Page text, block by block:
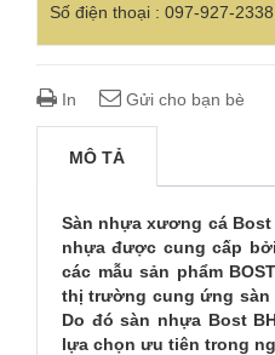
Số điện thoại : 097-927-2338
In Gửi cho bạn bè
MÔ TẢ
Sàn nhựa xương cá Bost
nhựa được cung cấp
các mẫu sản phẩm
thị trường cung ứng sàn
Do đó sàn nhựa Bost
lựa chọn ưu tiên trong